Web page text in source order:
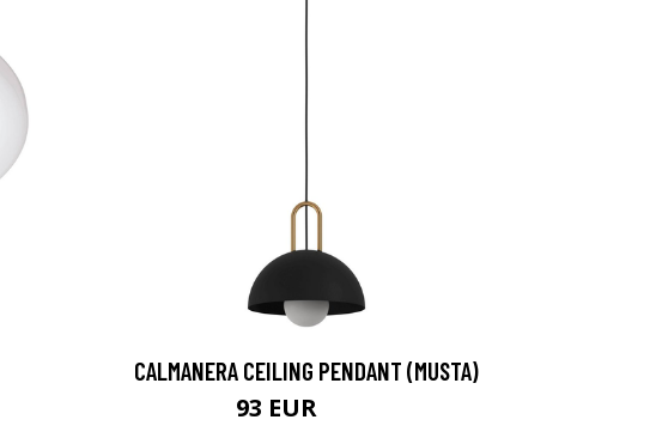
CALMANERA CEILING PENDANT (MUSTA)
93 EUR